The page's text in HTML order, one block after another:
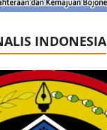
INDONESIA